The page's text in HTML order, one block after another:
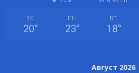
ВС
20°
ПН
23°
ВТ
18°
Август 2026